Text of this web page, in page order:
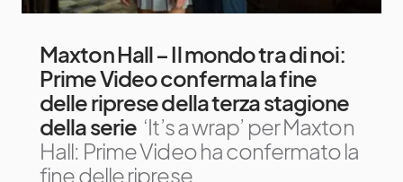
Maxton Hall – Il mondo tra di noi:
Prime Video conferma la fine
delle riprese della terza stagione
della serie ‘It’s a wrap’ per Maxton
Hall: Prime Video ha confermato la
fine delle riprese